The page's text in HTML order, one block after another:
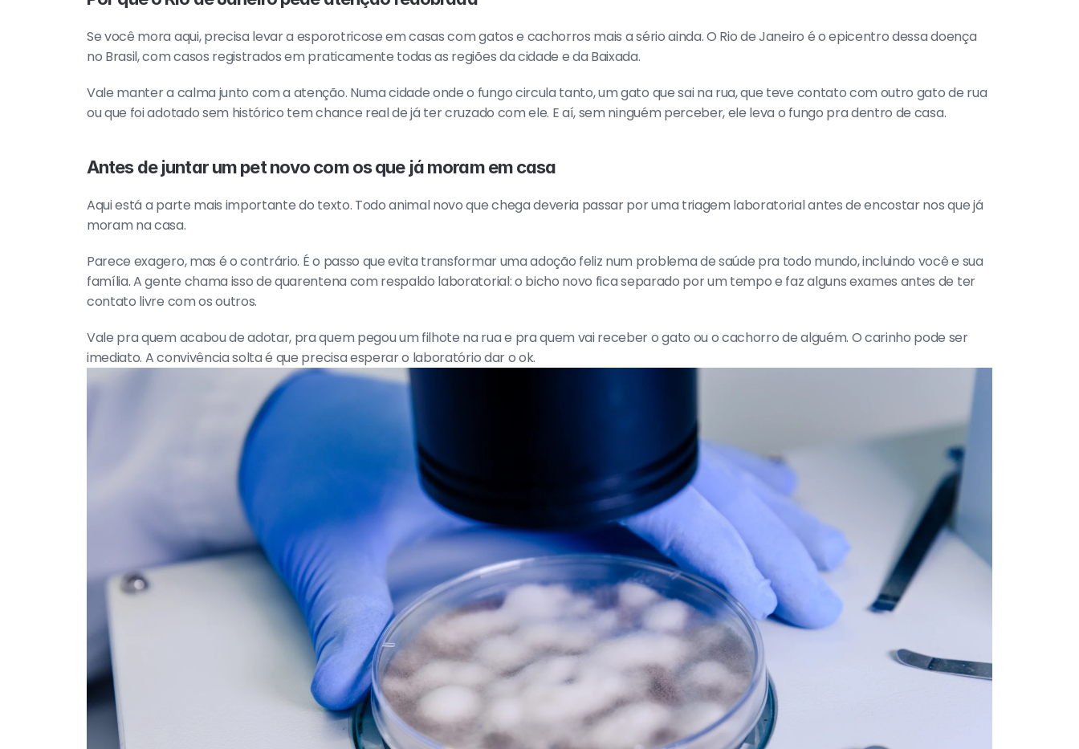
Se você mora aqui, precisa levar a esporotricose em casas com gatos e cachorros mais a sério ainda. O Rio de Janeiro é o epicentro dessa doença
no Brasil, com casos registrados em praticamente todas as regiões da cidade e da Baixada.
Vale manter a calma junto com a atenção. Numa cidade onde o fungo circula tanto, um gato que sai na rua, que teve contato com outro gato de rua
ou que foi adotado sem histórico tem chance real de já ter cruzado com ele. E aí, sem ninguém perceber, ele leva o fungo pra dentro de casa.
Antes de juntar um pet novo com os que já moram em casa
Aqui está a parte mais importante do texto. Todo animal novo que chega deveria passar por uma triagem laboratorial antes de encostar nos que já
moram na casa.
Parece exagero, mas é o contrário. É o passo que evita transformar uma adoção feliz num problema de saúde pra todo mundo, incluindo você e sua
família. A gente chama isso de quarentena com respaldo laboratorial: o bicho novo fica separado por um tempo e faz alguns exames antes de ter
contato livre com os outros.
Vale pra quem acabou de adotar, pra quem pegou um filhote na rua e pra quem vai receber o gato ou o cachorro de alguém. O carinho pode ser
imediato. A convivência solta é que precisa esperar o laboratório dar o ok.